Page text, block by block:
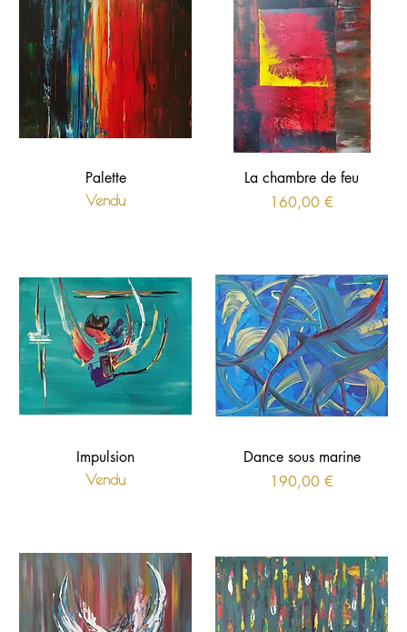
Palette
Vendu
La chambre de feu
Prix
160,00 €
Impulsion
Vendu
Dance sous marine
Prix
190,00 €